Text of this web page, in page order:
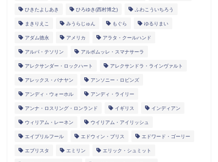
ひきたよしあき ひろゆき(西村博之) ふわこういちろう
まきりえこ みうらじゅん もぐら ゆるりまい
アダム徳永 アメリカ アラタ・クールハンド
アルパ・テソリン アルボムッレ・スマナサーラ
アレクサンダー・ロックハート アレクサンドラ・ラインヴァルト
アレックス・バナヤン アンソニー・ロビンズ
アンディ・ウォーホル アンディ・ライリー
アンナ・ロスリング・ロンランド イギリス インディアン
ウィリアム・レーネン ウイリアム・アイリッシュ
エイプリルフール エドウィン・ブリス エドワード・ゴーリー
エブリスタ エミリン エリック・シュミット